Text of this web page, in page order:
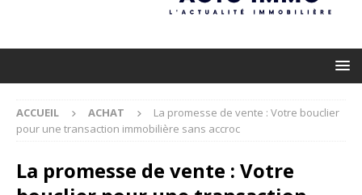
ACCUEIL ACHAT
La promesse de vente : Votre bouclier
pour une transaction immobilière sans accroc
La promesse de vente : Votre